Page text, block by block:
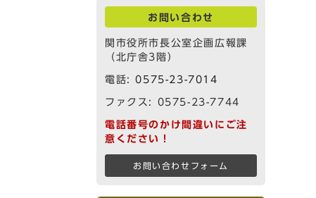
お問い合わせ
関市役所市長公室企画広報課
（北庁舎3階）
電話:0575-23-7014
ファクス: 0575-23-7744
電話番号のかけ間違いにご注
意ください！
お問い合わせフォーム